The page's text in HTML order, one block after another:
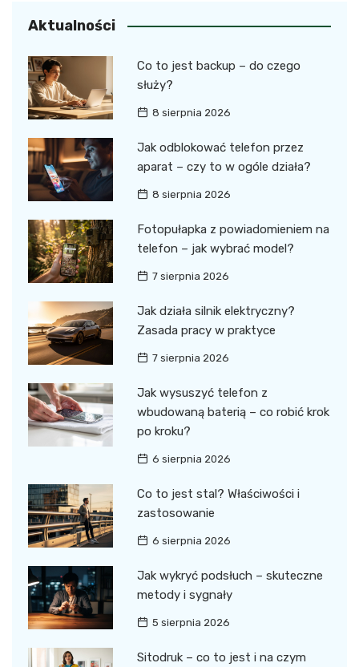
Aktualności
Co to jest backup – do czego
służy?
8 sierpnia 2026
Jak odblokować telefon przez
aparat – czy to w ogóle działa?
8 sierpnia 2026
Fotopułapka z powiadomieniem na
telefon – jak wybrać model?
7 sierpnia 2026
Jak działa silnik elektryczny?
Zasada pracy w praktyce
7 sierpnia 2026
Jak wysuszyć telefon z
wbudowaną baterią – co robić krok
po kroku?
6 sierpnia 2026
Co to jest stal? Właściwości i
zastosowanie
6 sierpnia 2026
Jak wykryć podsłuch – skuteczne
metody i sygnały
5 sierpnia 2026
Sitodruk – co to jest i na czym